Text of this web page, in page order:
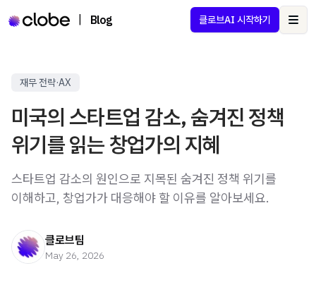
Blog 클로브AI 시작하기
재무 전략·AX
미국의 스타트업 감소, 숨겨진 정책
위기를 읽는 창업가의 지혜
스타트업 감소의 원인으로 지목된 숨겨진 정책 위기를
이해하고, 창업가가 대응해야 할 이유를 알아보세요.
클로브팀
May 26, 2026